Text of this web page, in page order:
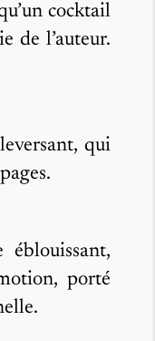
cocktail
de l’auteur.
qui
éblouissant,
porté